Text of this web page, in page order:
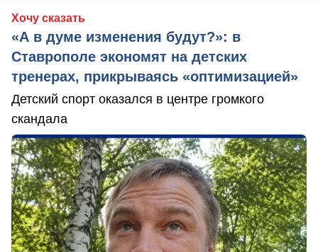
Хочу сказать
«А в думе изменения будут?»: в
Ставрополе экономят на детских
тренерах, прикрываясь «оптимизацией»
Детский спорт оказался в центре громкого
скандала